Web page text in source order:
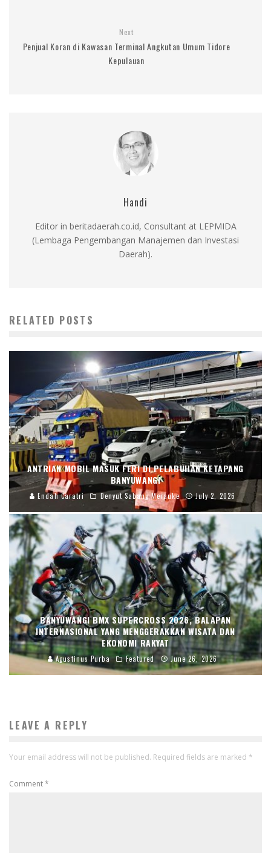
Next
Penjual Koran di Kawasan Terminal Angkutan Umum Tidore
Kepulauan
Handi
Editor in beritadaerah.co.id, Consultant at LEPMIDA
(Lembaga Pengembangan Manajemen dan Investasi
Daerah).
RELATED POSTS
ANTRIAN MOBIL MASUK FERI DI PELABUHAN KETAPANG
BANYUWANGI
Endah Caratri Denyut Sabang Merauke July 2, 2026
BANYUWANGI BMX SUPERCROSS 2026, BALAPAN
INTERNASIONAL YANG MENGGERAKKAN WISATA DAN
EKONOMI RAKYAT
Agustinus Purba Featured June 26, 2026
LEAVE A REPLY
Your email address will not be published. Required fields are marked *
Comment*